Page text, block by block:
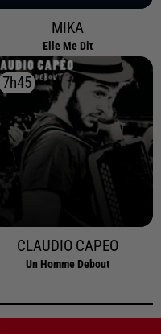
MIKA
Elle Me Dit
7h45
7h45
CLAUDIO CAPEO
Un Homme Debout